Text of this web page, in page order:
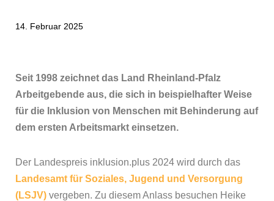
14. Februar 2025
Seit 1998 zeichnet das Land Rheinland-Pfalz
Arbeitgebende aus, die sich in beispielhafter Weise
für die Inklusion von Menschen mit Behinderung auf
dem ersten Arbeitsmarkt einsetzen.
Der Landespreis inklusion.plus 2024 wird durch das
Landesamt für Soziales, Jugend und Versorgung
(LSJV) vergeben. Zu diesem Anlass besuchen Heike